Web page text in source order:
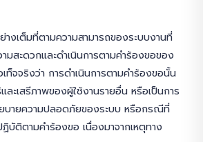
งเต็มที่ตามความสามารถของระบบงานที่
มสะดวกและดำเนินการตามคำร้องขอของ
ท็จจริงว่า การดำเนินการตามคำร้องขอนั้น
ละเสรีภาพของผู้ใช้งานรายอื่น หรือเป็นการ
บายความปลอดภัยของระบบ หรือกรณีที่
บัติตามคำร้องขอ เนื่องมาจากเหตุทาง